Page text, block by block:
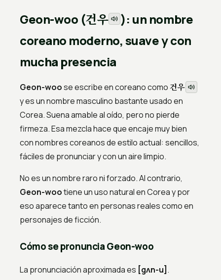
Geon-woo (건우
): un nombre
coreano moderno, suave y con
mucha presencia
Geon-woose escribe en coreano como 건우
y es un nombre masculino bastante usado en
Corea. Suena amable al oído, pero no pierde
firmeza. Esa mezcla hace que encaje muy bien
con nombres coreanos de estilo actual: sencillos,
fáciles de pronunciar y con un aire limpio.
No es un nombre raro ni forzado. Al contrario,
Geon-wootiene un uso natural en Corea y por
eso aparece tanto en personas reales como en
personajes de ficción.
Cómo se pronuncia Geon-woo
La pronunciación aproximada es [gʌn-u] .